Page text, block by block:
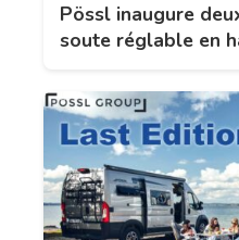
Pössl inaugure
soute réglable en